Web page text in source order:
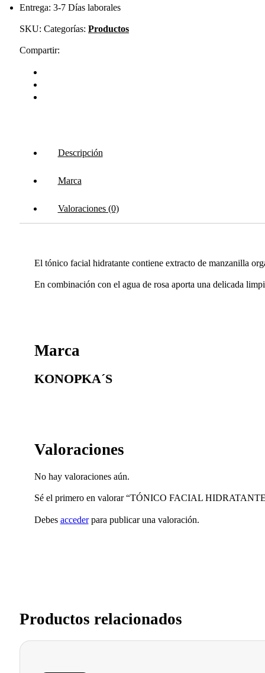
Entrega: 3-7 Días laborales
SKU: Categorías: Productos
Compartir:
Descripción
Marca
Valoraciones (0)
El tónico facial hidratante contiene extracto de manzanilla
En combinación con el agua de rosa aporta una delicada
Marca
KONOPKA´S
Valoraciones
No hay valoraciones aún.
Sé el primero en valorar “TÓNICO FACIAL
Debes accederpara publicar una valoración.
Productos relacionados